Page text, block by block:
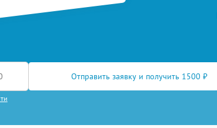
Отправить заявку и получить 1500 ₽